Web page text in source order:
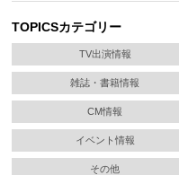
TOPICSカテゴリー
TV出演情報
雑誌・書籍情報
CM情報
イベント情報
その他